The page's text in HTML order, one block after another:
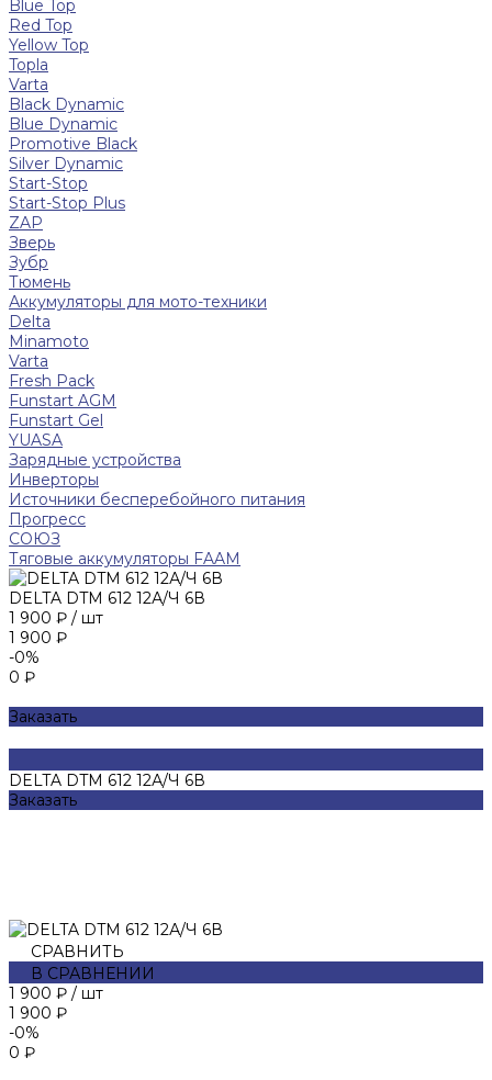
Blue Top
Red Top
Yellow Top
Topla
Varta
Black Dynamic
Blue Dynamic
Promotive Black
Silver Dynamic
Start-Stop
Start-Stop Plus
ZAP
Зверь
Зубр
Тюмень
Аккумуляторы для мото-техники
Delta
Minamoto
Varta
Fresh Pack
Funstart AGM
Funstart Gel
YUASA
Зарядные устройства
Инверторы
Источники бесперебойного питания
Прогресс
СОЮЗ
Тяговые аккумуляторы FAAM
DELTA DTM 612 12А/Ч 6В
1 900 ₽ / шт
1 900 ₽
-0%
0 ₽
Заказать
DELTA DTM 612 12А/Ч 6В
Заказать
СРАВНИТЬ
В СРАВНЕНИИ
1 900 ₽ / шт
1 900 ₽
-0%
0 ₽